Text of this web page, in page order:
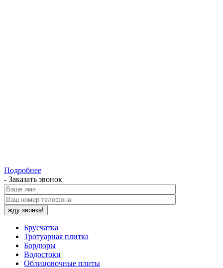
Подробнее
- Заказать звонок
Брусчатка
Тротуарная плитка
Бордюры
Водостоки
Облицовочные плиты